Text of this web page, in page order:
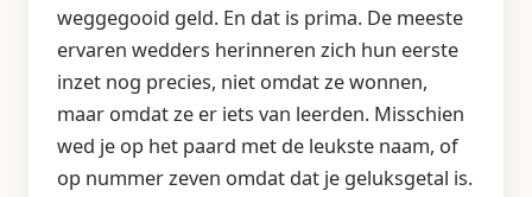
weggegooid geld. En dat is prima. De meeste
ervaren wedders herinneren zich hun eerste
inzet nog precies, niet omdat ze wonnen,
maar omdat ze er iets van leerden. Misschien
wed je op het paard met de leukste naam, of
op nummer zeven omdat dat je geluksgetal is.